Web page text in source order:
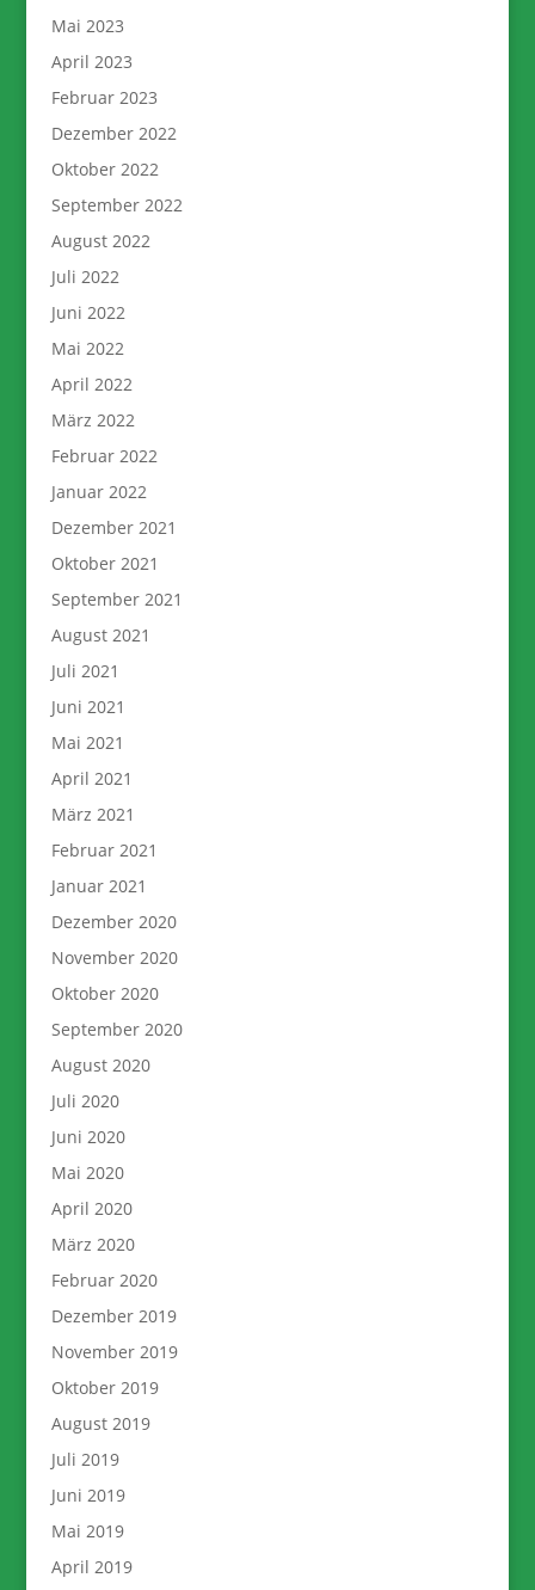
Mai 2023
April 2023
Februar 2023
Dezember 2022
Oktober 2022
September 2022
August 2022
Juli 2022
Juni 2022
Mai 2022
April 2022
März 2022
Februar 2022
Januar 2022
Dezember 2021
Oktober 2021
September 2021
August 2021
Juli 2021
Juni 2021
Mai 2021
April 2021
März 2021
Februar 2021
Januar 2021
Dezember 2020
November 2020
Oktober 2020
September 2020
August 2020
Juli 2020
Juni 2020
Mai 2020
April 2020
März 2020
Februar 2020
Dezember 2019
November 2019
Oktober 2019
August 2019
Juli 2019
Juni 2019
Mai 2019
April 2019